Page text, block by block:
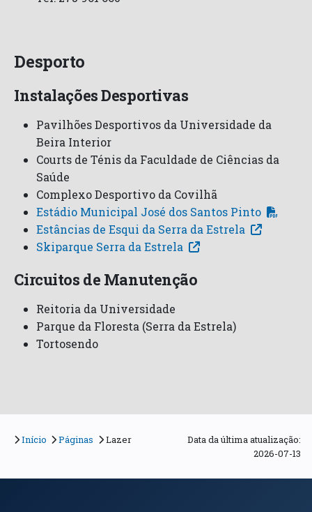
Desporto
Instalações Desportivas
Pavilhões Desportivos da Universidade da
Beira Interior
Courts de Ténis da Faculdade de Ciências da
Saúde
Complexo Desportivo da Covilhã
Estádio Municipal José dos Santos Pinto
Estâncias de Esqui da Serra da Estrela
Skiparque Serra da Estrela
Circuitos de Manutenção
Reitoria da Universidade
Parque da Floresta (Serra da Estrela)
Tortosendo
Início Páginas Lazer
Data da última atualização:
2026-07-13